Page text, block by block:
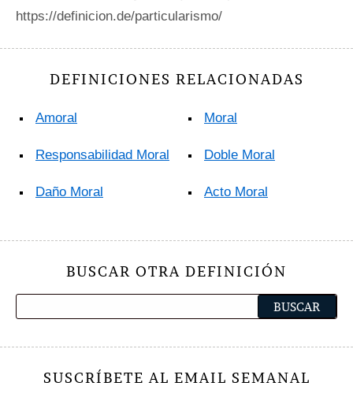
https://definicion.de/particularismo/
DEFINICIONES RELACIONADAS
Amoral
Responsabilidad Moral
Daño Moral
Moral
Doble Moral
Acto Moral
BUSCAR OTRA DEFINICIÓN
SUSCRÍBETE AL EMAIL SEMANAL